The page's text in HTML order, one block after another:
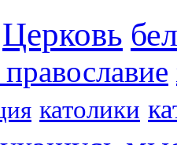
Церковь
католики